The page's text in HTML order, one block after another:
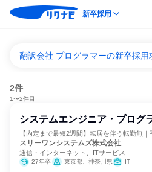
新卒採用
翻訳会社 プログラマーの新卒採用
2件
1〜2件目
システムエンジニア・プログ
【内定まで最短2週間】転居を伴う転勤無｜
スリーワンシステムズ株式会社
通信・インターネット、ITサービス
27年卒 東京都、神奈川県 IT